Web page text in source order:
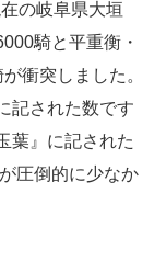
の岐阜県大垣
騎と平重衡・
衝突しました。
記された数です
葉』に記された
圧倒的に少なか